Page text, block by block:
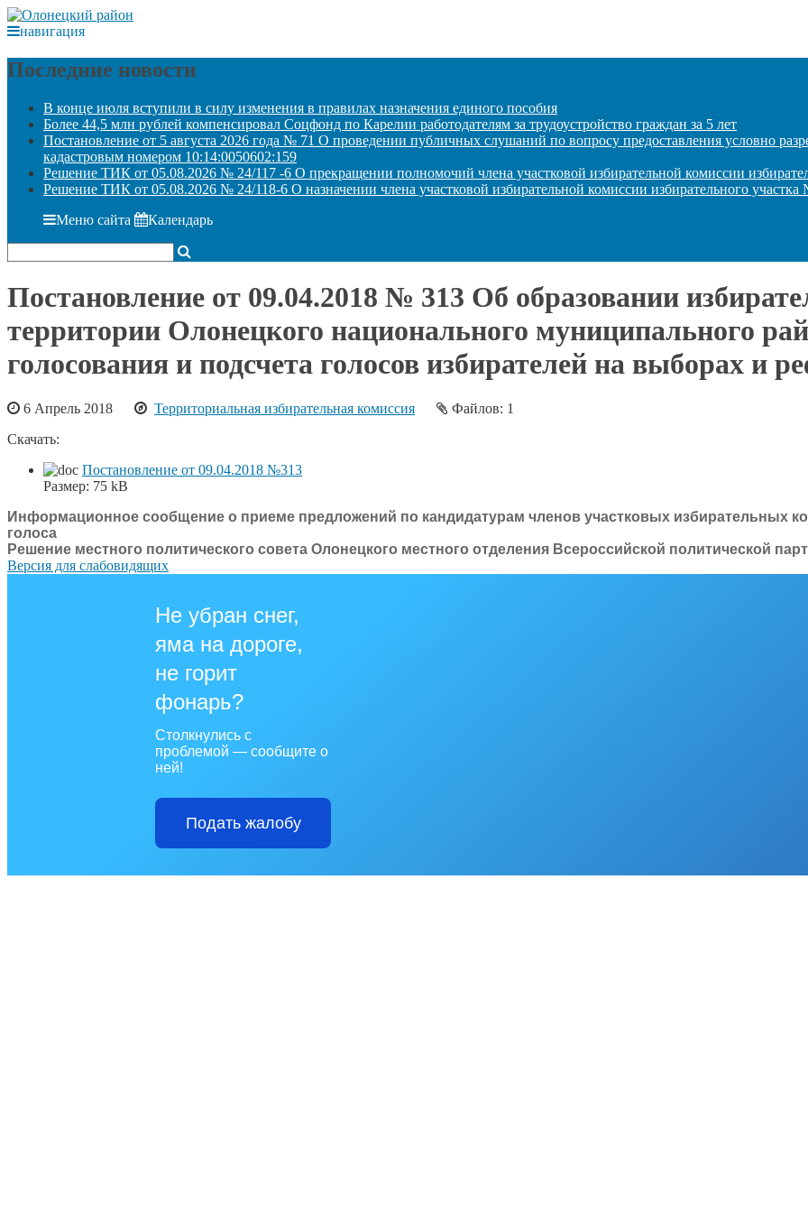
навигация
Последние новости
В конце июля вступили в силу изменения в правилах назначения единого пособия
Более 44,5 млн рублей компенсировал Соцфонд по Карелии работодателям за трудоустройство граждан за 5 лет
Постановление от 5 августа 2026 года № 71 О проведении публичных слушаний по вопросу предоставления условно
кадастровым номером 10:14:0050602:159
Решение ТИК от 05.08.2026 № 24/117 -6 О прекращении полномочий члена участковой избирательной комиссии
Решение ТИК от 05.08.2026 № 24/118-6 О назначении члена участковой избирательной комиссии избирательного участка
Меню сайта Календарь
Постановление от 09.04.2018 № 313 Об образовании
территории Олонецкого национального муниципального
голосования и подсчета голосов избирателей на выборах и
6 Апрель 2018 Территориальная избирательная комиссия
Файлов: 1
Скачать:
Постановление от 09.04.2018 №313
Размер: 75 kB
Информационное сообщение о приеме предложений по кандидатурам членов участковых избирательных
голоса
Решение местного политического совета Олонецкого местного отделения Всероссийской политической
Версия для слабовидящих
Не убран снег,
яма на дороге,
не горит
фонарь?
Столкнулись с
проблемой — сообщите о
ней!
Подать жалобу